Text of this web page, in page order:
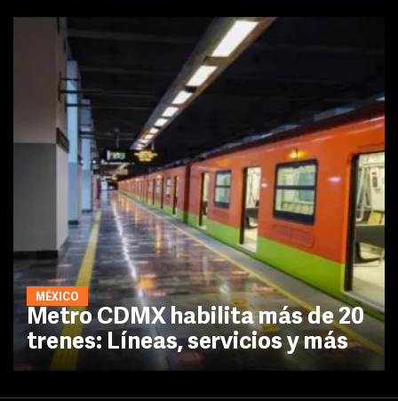
MÉXICO
Metro CDMX habilita más de 20
trenes: Líneas, servicios y más